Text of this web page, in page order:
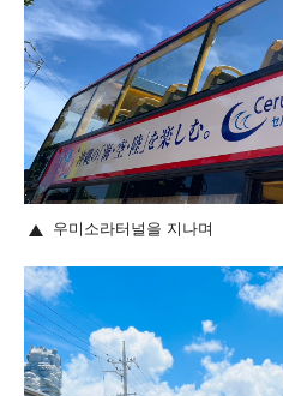
우미소라터널을 지나며